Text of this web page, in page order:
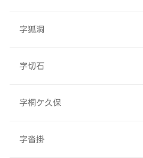
字狐洞
字切石
字桐ケ久保
字沓掛